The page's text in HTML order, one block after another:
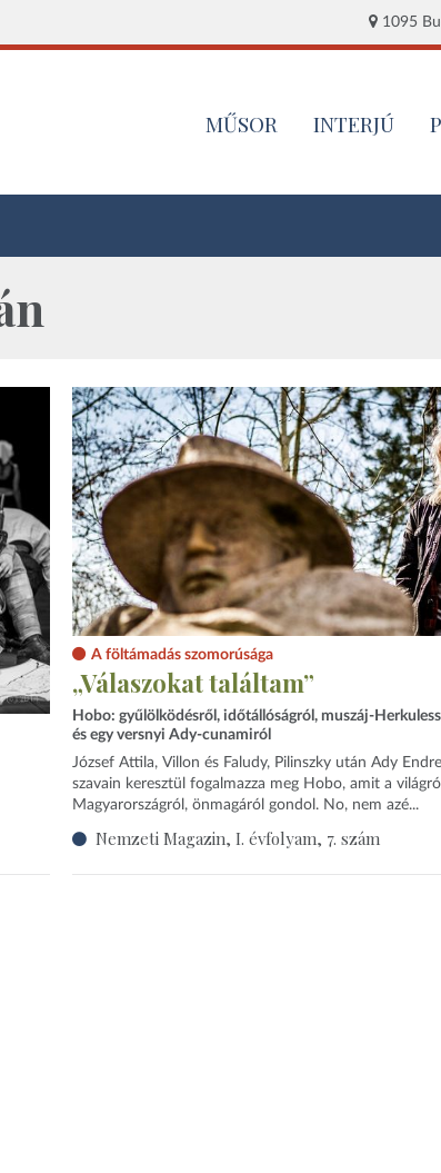
1095
MŰSOR INTERJÚ
A föltámadás szomorúsága
„Válaszokat találtam”
Hobo: gyűlölködésről, időtállóságról, muszáj-
és egy versnyi Ady-cunamiról
József Attila, Villon és Faludy, Pilinszky után Ady Endre
szavain keresztül fogalmazza meg Hobo, amit a
Magyarországról, önmagáról gondol. No, nem azé...
Nemzeti Magazin, I. évfolyam, 7. szám